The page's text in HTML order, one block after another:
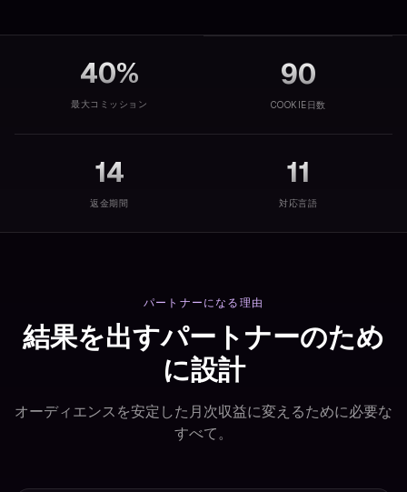
40%
最大コミッション
90
COOKIE日数
14
返金期間
11
対応言語
パートナーになる理由
結果を出すパートナーのため
に設計
オーディエンスを安定した月次収益に変えるために必要な
すべて。